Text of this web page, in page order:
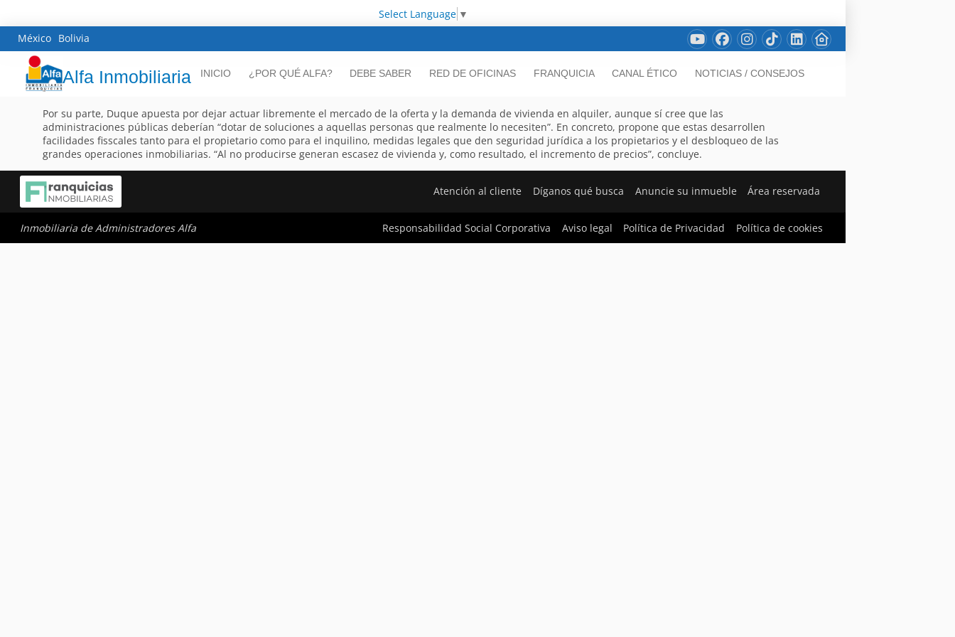
Select Language ▼
México Bolivia
Alfa Inmobiliaria INICIO ¿POR QUÉ ALFA? DEBE SABER RED DE OFICINAS FRANQUICIA CANAL ÉTICO NOTICIAS / CONSEJOS
Por su parte, Duque apuesta por dejar actuar libremente el mercado de la oferta y la demanda de vivienda en alquiler, aunque sí cree que las
administraciones públicas deberían “dotar de soluciones a aquellas personas que realmente lo necesiten”. En concreto, propone que estas desarrollen
facilidades fisscales tanto para el propietario como para el inquilino, medidas legales que den seguridad jurídica a los propietarios y el desbloqueo de las
grandes operaciones inmobiliarias. “Al no producirse generan escasez de vivienda y, como resultado, el incremento de precios”, concluye.
Atención al cliente Díganos qué busca Anuncie su inmueble Área reservada
Inmobiliaria de Administradores Alfa Responsabilidad Social Corporativa Aviso legal Política de Privacidad Política de cookies